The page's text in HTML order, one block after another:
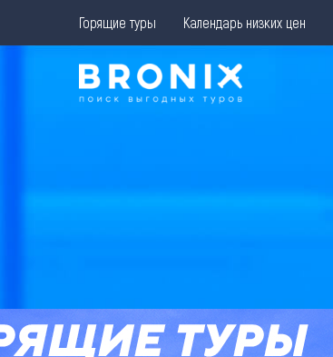
Горящие туры Календарь низких цен